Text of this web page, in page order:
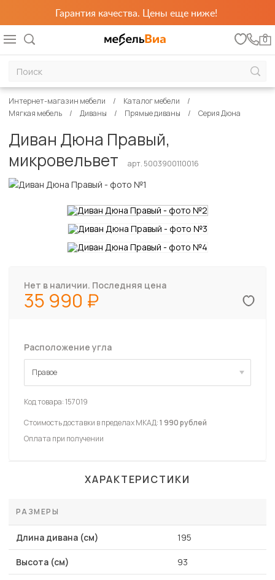
Гарантия качества. Цены еще ниже!
0
Интернет-магазин мебели
Каталог мебели
Мягкая мебель
Диваны Прямые диваны Серия Дюна
Диван Дюна Правый,
микровельвет
арт. 5003900110016
Нет в наличии. Последняя цена
35 990
Расположение угла
Правое
Правое
Код товара:157019
Стоимость доставки в пределах МКАД:1 990 рублей
Оплата при получении
ХАРАКТЕРИСТИКИ
РАЗМЕРЫ
Длина дивана (см) 195
Высота (см) 93